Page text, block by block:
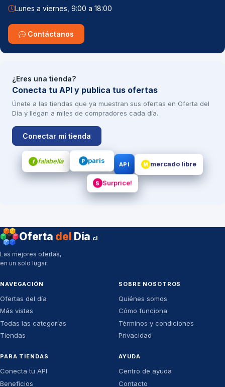
Lunes a viernes, 9:00 a 18:00
Contáctanos
¿Eres una tienda?
Conecta tu API y publica tus ofertas
Únete a las tiendas que ya muestran sus ofertas en Oferta del
Día y llegan a miles de compradores cada día.
Conectar mi tienda
f falabella P paris API M mercado libre
S Surprice!
Oferta del Día.cl
Las mejores ofertas,
en un solo lugar.
NAVEGACIÓN
Ofertas del día
Más vistas
Todas las categorías
Tiendas
SOBRE NOSOTROS
Quiénes somos
Cómo funciona
Términos y condiciones
Privacidad
PARA TIENDAS
Conecta tu API
Beneficios
AYUDA
Centro de ayuda
Contacto